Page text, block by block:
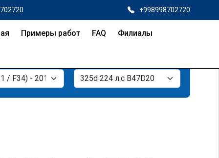
+998998702720
Примеры работ FAQ Филиалы